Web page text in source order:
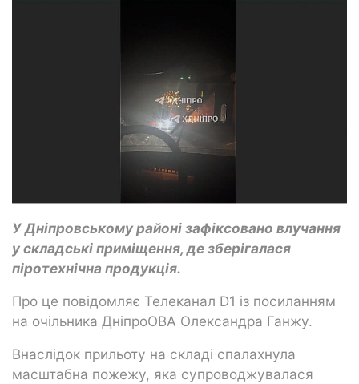
У Дніпровському районі зафіксовано влучання
у складські приміщення, де зберігалася
піротехнічна продукція.
Про це повідомляє Телеканал D1 із посиланням
на очільника ДніпроОВА Олександра Ганжу.
Внаслідок прильоту на складі спалахнула
масштабна пожежу, яка супроводжувалася